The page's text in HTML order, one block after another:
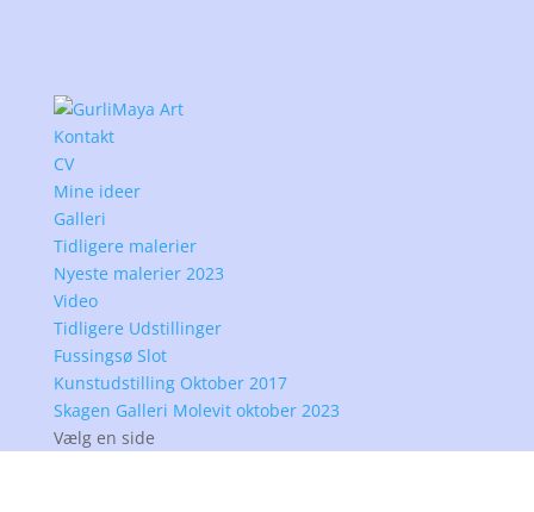
Kontakt
CV
Mine ideer
Galleri
Tidligere malerier
Nyeste malerier 2023
Video
Tidligere Udstillinger
Fussingsø Slot
Kunstudstilling Oktober 2017
Skagen Galleri Molevit oktober 2023
Vælg en side